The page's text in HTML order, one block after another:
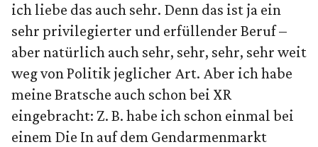
ich liebe das auch sehr. Denn das ist ja ein
sehr privilegierter und erfüllender Beruf –
aber natürlich auch sehr, sehr, sehr, sehr weit
weg von Politik jeglicher Art. Aber ich habe
meine Bratsche auch schon bei XR
eingebracht: Z. B. habe ich schon einmal bei
einem Die In auf dem Gendarmenmarkt